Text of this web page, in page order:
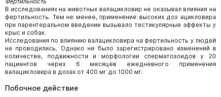
В исследованиях на животных валацикловир не оказывал влияния на
фертильность. Тем не менее, применение высоких доз ацикловира
при парентеральном введении вызывало тестикулярные эффекты у
крыс и собак.
Исследования по влиянию валацикловира на фертильность у людей
не проводились. Однако не было зарегистрировано изменений в
количестве, подвижности и морфологии сперматозоидов у 20
пациентов через 6 месяцев ежедневного применения
валацикловира в дозах от 400 мг до 1000 мг.
Побочное действие